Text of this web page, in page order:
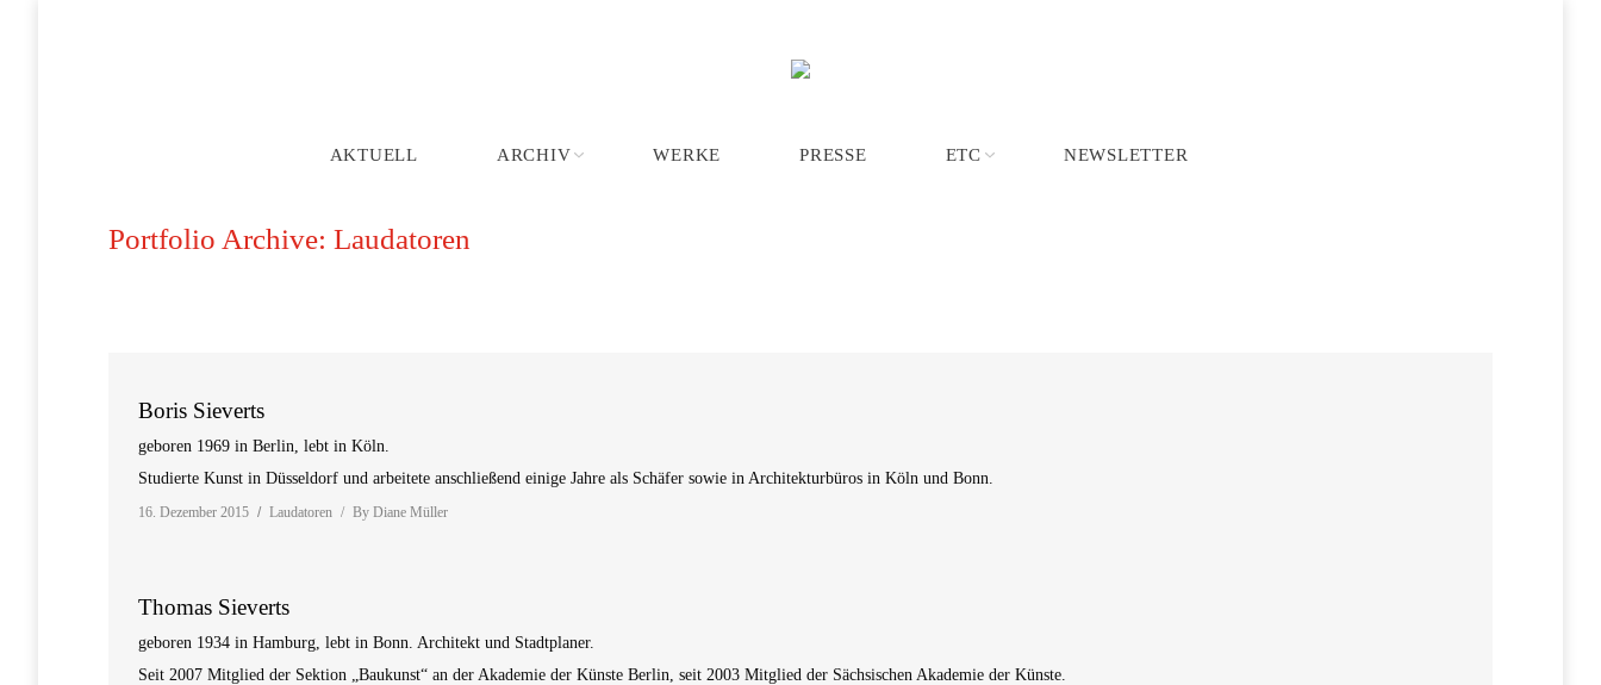
AKTUELL ARCHIV WERKE PRESSE ETC NEWSLETTER
Portfolio Archive: Laudatoren
Boris Sieverts
geboren 1969 in Berlin, lebt in Köln.
Studierte Kunst in Düsseldorf und arbeitete anschließend einige Jahre als Schäfer sowie in Architekturbüros in Köln und Bonn.
16. Dezember 2015 Laudatoren By Diane Müller
Thomas Sieverts
geboren 1934 in Hamburg, lebt in Bonn. Architekt und Stadtplaner.
Seit 2007 Mitglied der Sektion „Baukunst“ an der Akademie der Künste Berlin, seit 2003 Mitglied der Sächsischen Akademie der Künste.